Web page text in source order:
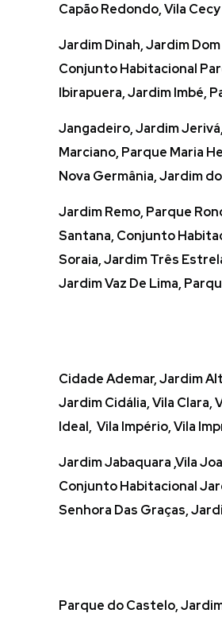
Capão Redondo, Vila
Jardim Dinah, Jardim
Conjunto Habitacional
Ibirapuera, Jardim Imbé,
Jangadeiro, Jardim
Marciano, Parque Maria
Nova Germânia, Jardim
Jardim Remo, Parque
Santana, Conjunto
Soraia, Jardim Três
Jardim Vaz De Lima,
Cidade Ademar, Jardim
Jardim Cidália, Vila Clara,
Ideal, Vila Império, Vila
Jardim Jabaquara ,Vila
Conjunto Habitacional
Senhora Das Graças,
Parque do Castelo,